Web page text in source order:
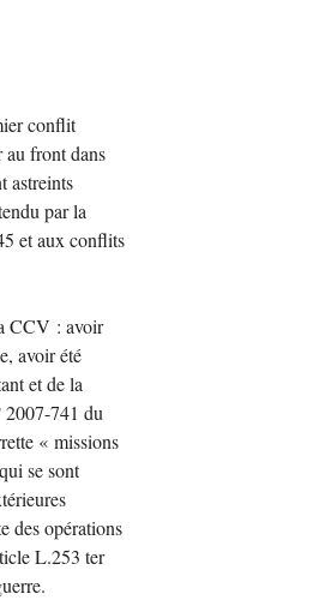
conflit
au front dans
astreints
par la
et aux conflits
CCV : avoir
avoir été
et de la
2007-741 du
« missions
se sont
des opérations
L.253 ter